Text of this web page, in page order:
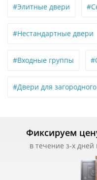
#Элитные двери
#Нестандартные двери
#Входные группы
#Двери для
Фиксируем
в течение з-х